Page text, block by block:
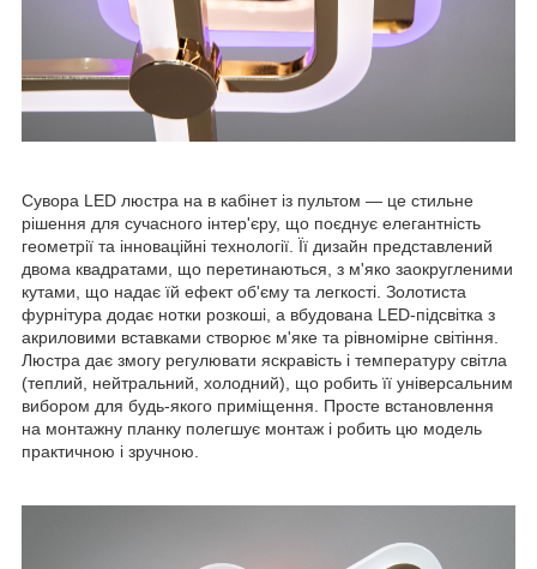
Сувора LED люстра на в кабінет із пультом — це стильне
рішення для сучасного інтер'єру, що поєднує елегантність
геометрії та інноваційні технології. Її дизайн представлений
двома квадратами, що перетинаються, з м'яко заокругленими
кутами, що надає їй ефект об'єму та легкості. Золотиста
фурнітура додає нотки розкоші, а вбудована LED-підсвітка з
акриловими вставками створює м'яке та рівномірне світіння.
Люстра дає змогу регулювати яскравість і температуру світла
(теплий, нейтральний, холодний), що робить її універсальним
вибором для будь-якого приміщення. Просте встановлення
на монтажну планку полегшує монтаж і робить цю модель
практичною і зручною.